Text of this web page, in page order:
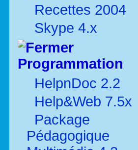
Recettes 2004
Skype 4.x
Programmation
HelpnDoc 2.2
Help&Web 7.5x
Package
Pédagogique